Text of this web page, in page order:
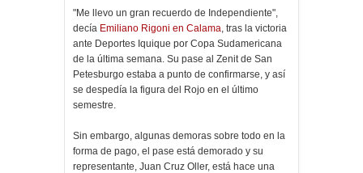
"Me llevo un gran recuerdo de Independiente",
decía Emiliano Rigoni en Calama , tras la victoria
ante Deportes Iquique por Copa Sudamericana
de la última semana. Su pase al Zenit de San
Petesburgo estaba a punto de confirmarse, y así
se despedía la figura del Rojo en el último
semestre.
Sin embargo, algunas demoras sobre todo en la
forma de pago, el pase está demorado y su
representante, Juan Cruz Oller, está hace una